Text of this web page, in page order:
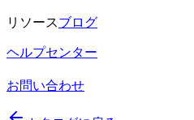
リソースブログ
ヘルプセンター
お問い合わせ